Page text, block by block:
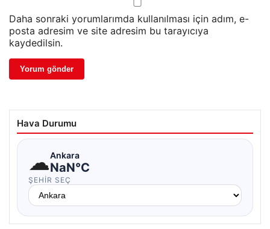
Daha sonraki yorumlarımda kullanılması için adım, e-
posta adresim ve site adresim bu tarayıcıya
kaydedilsin.
Hava Durumu
☁Ankara
NaN°C
ŞEHIR SEÇ